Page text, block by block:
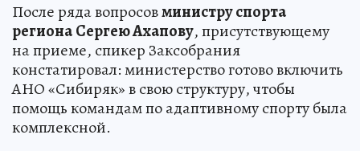
После ряда вопросовминистру спорта
регионаСергею Ахапову, присутствующему
на приеме, спикер Заксобрания
констатировал: министерство готово включить
АНО «Сибиряк» в свою структуру, чтобы
помощь командам по адаптивному спорту была
комплексной.